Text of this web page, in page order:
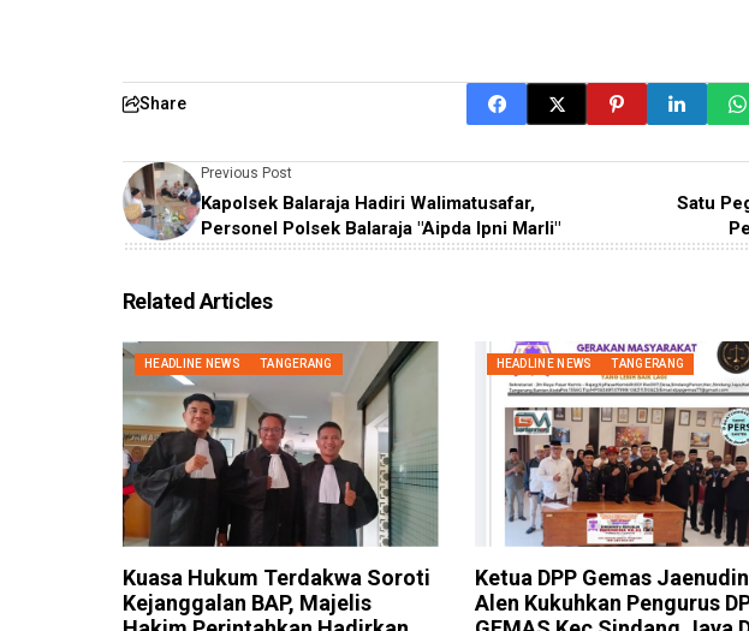
Share
Previous Post
Kapolsek Balaraja Hadiri Walimatusafar,
Personel Polsek Balaraja "Aipda Ipni Marli"
Satu
Related Articles
HEADLINE NEWS TANGERANG
Kuasa Hukum Terdakwa Soroti
Kejanggalan BAP, Majelis
HEADLINE NEWS TANGERANG
Ketua DPP Gemas Jaenudin
Alen Kukuhkan Pengurus